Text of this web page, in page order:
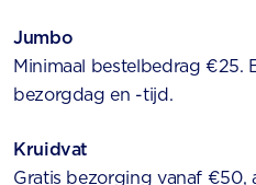
Jumbo
Minimaal bestelbedrag €25.
bezorgdag en -tijd.
Kruidvat
Gratis bezorging vanaf